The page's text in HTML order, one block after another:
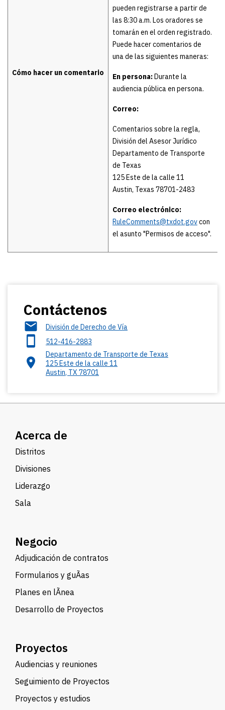
Cómo hacer un comentario
pueden registrarse a partir de
las 8:30 a.m. Los oradores se
tomarán en el orden registrado.
Puede hacer comentarios de
una de las siguientes maneras:
En persona:Durante la
audiencia pública en persona.
Correo:
Comentarios sobre la regla,
División del Asesor Jurídico
Departamento de Transporte
de Texas
125 Este de la calle 11
Austin, Texas 78701-2483
Correo electrónico:
RuleComments@txdot.govcon
el asunto "Permisos de acceso".
Contáctenos
División de Derecho de Vía
512-416-2883
Departamento de Transporte de Texas
125 Este de la calle 11
Austin, TX 78701
Acerca de
Distritos
Divisiones
Liderazgo
Sala
Negocio
Adjudicación de contratos
Formularios y guÃ­as
Planes en lÃ­nea
Desarrollo de Proyectos
Proyectos
Audiencias y reuniones
Seguimiento de Proyectos
Proyectos y estudios